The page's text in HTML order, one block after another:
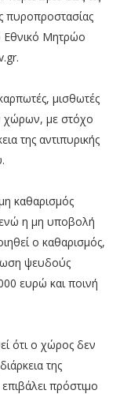
πυροπροστασίας
Εθνικό Μητρώο
μισθωτές
χώρων, με στόχο
της αντιπυρικής
καθαρισμός
η μη υποβολή
ο καθαρισμός,
ψευδούς
ευρώ και ποινή
ότι ο χώρος δεν
της
πρόστιμο